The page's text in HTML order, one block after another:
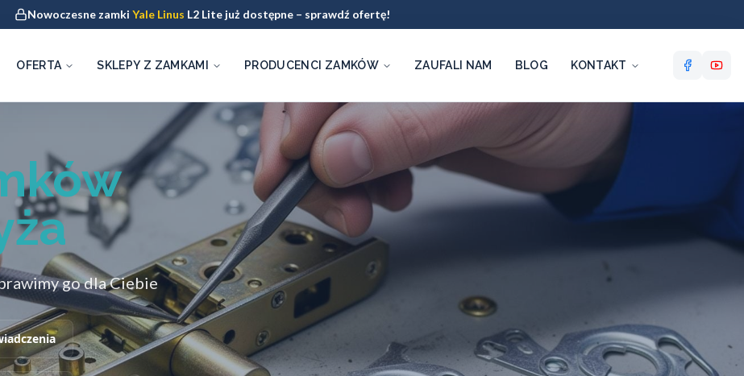
Nowoczesne zamki Yale Linus L2 Lite już dostępne – sprawdź ofertę!
OFERTA SKLEPY Z ZAMKAMI PRODUCENCI ZAMKÓW ZAUFALI NAM BLOG KONTAKT
go dla Ciebie